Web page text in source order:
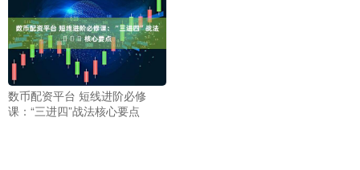
数币配资平台 短线进阶必修
课：“三进四”战法​​​核心要点